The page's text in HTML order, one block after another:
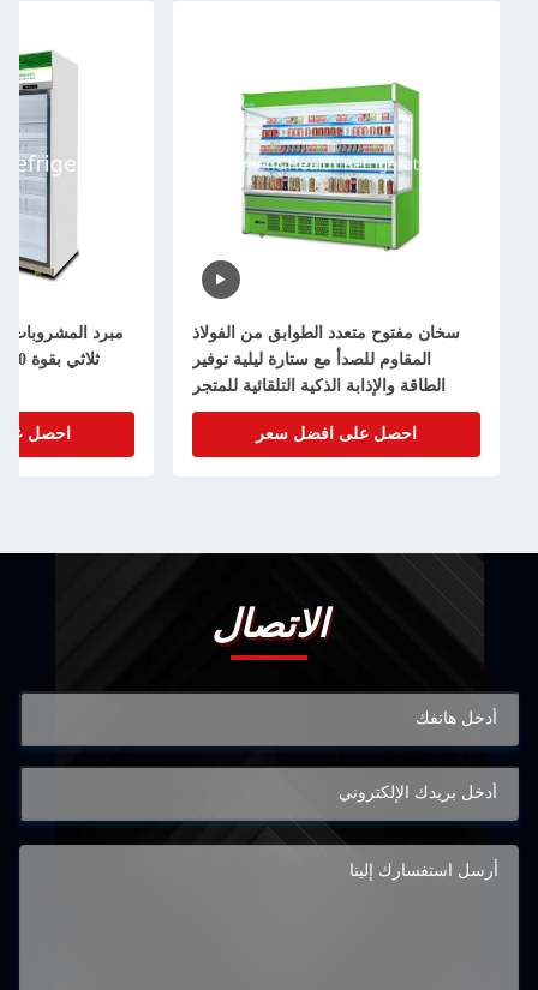
الطوابق من الفولاذ
مع ستارة ليلية توفير
التلقائية للمتجر
مبرد المشروبات التجارية مع باب زجاجي
ثلاثي بقوة 1050 واط وسعة 1530 لترًا
لمحلات السوبر ماركت
احصل على افضل سعر
الاتصال